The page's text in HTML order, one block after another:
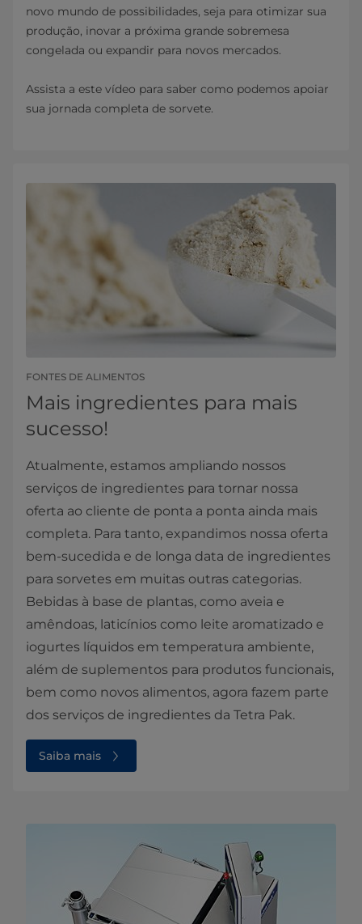
novo mundo de possibilidades, seja para otimizar sua
produção, inovar a próxima grande sobremesa
congelada ou expandir para novos mercados.
Assista a este vídeo para saber como podemos apoiar
sua jornada completa de sorvete.
FONTES DE ALIMENTOS
Mais ingredientes para mais
sucesso!
Atualmente, estamos ampliando nossos
serviços de ingredientes para tornar nossa
oferta ao cliente de ponta a ponta ainda mais
completa. Para tanto, expandimos nossa oferta
bem-sucedida e de longa data de ingredientes
para sorvetes em muitas outras categorias.
Bebidas à base de plantas, como aveia e
amêndoas, laticínios como leite aromatizado e
iogurtes líquidos em temperatura ambiente,
além de suplementos para produtos funcionais,
bem como novos alimentos, agora fazem parte
dos serviços de ingredientes da Tetra Pak.
Saiba mais⁠